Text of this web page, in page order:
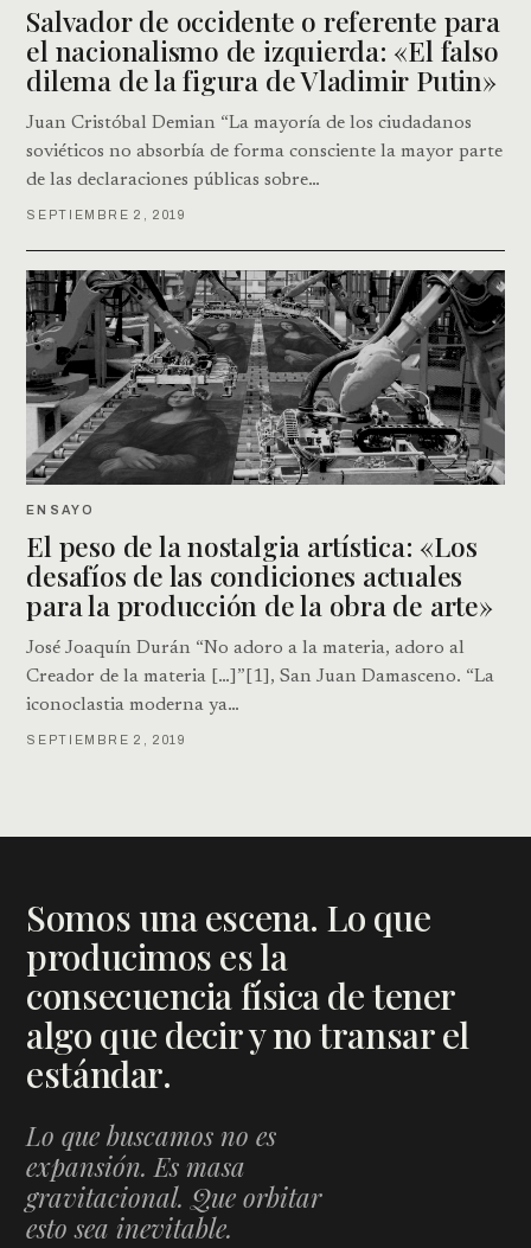
Salvador de occidente o referente para
el nacionalismo de izquierda: «El falso
dilema de la figura de Vladimir Putin»
Juan Cristóbal Demian “La mayoría de los ciudadanos
soviéticos no absorbía de forma consciente la mayor parte
de las declaraciones públicas sobre…
SEPTIEMBRE 2, 2019
ENSAYO
El peso de la nostalgia artística: «Los
desafíos de las condiciones actuales
para la producción de la obra de arte»
José Joaquín Durán “No adoro a la materia, adoro al
Creador de la materia […]”[1], San Juan Damasceno. “La
iconoclastia moderna ya…
SEPTIEMBRE 2, 2019
Somos una escena. Lo que
producimos es la
consecuencia física de tener
algo que decir y no transar el
estándar.
Lo que buscamos no es
expansión. Es masa
gravitacional. Que orbitar
esto sea inevitable.